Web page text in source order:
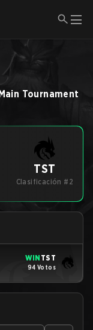
Tournament
TST
Clasificación #2
WIN TST
94 Votos